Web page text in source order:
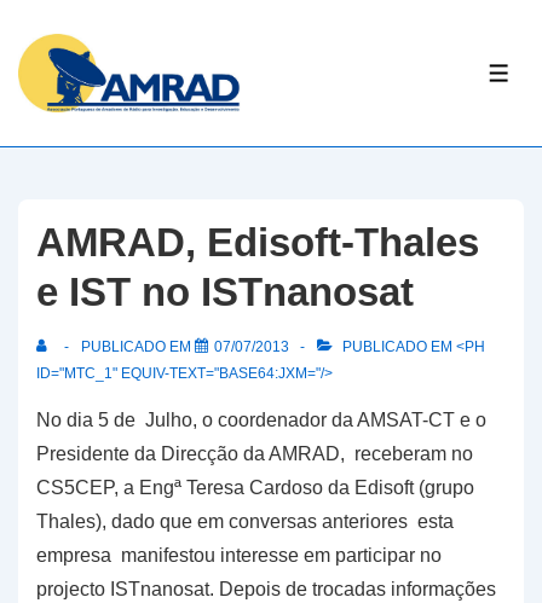
Skip
Content
AMRAD, Edisoft-Thales
e IST no ISTnanosat
PUBLICADO EM 07/07/2013
PUBLICADO EM <PH
ID="MTC_1" EQUIV-TEXT="BASE64:JXM="/>
No dia 5 de Julho, o coordenador da AMSAT-CT e o
Presidente da Direcção da AMRAD, receberam no
CS5CEP, a Engª Teresa Cardoso da Edisoft (grupo
Thales), dado que em conversas anteriores esta
empresa manifestou interesse em participar no
projecto ISTnanosat. Depois de trocadas informações